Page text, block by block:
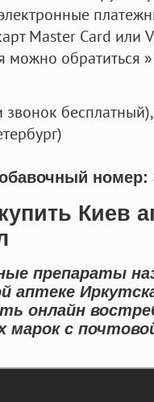
Master Card или
можно обратиться
звонок бесплатный),
номер:
Киев
препараты
аптеке
онлайн
с